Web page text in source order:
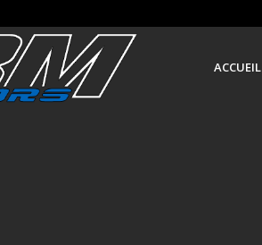
ACCUEIL